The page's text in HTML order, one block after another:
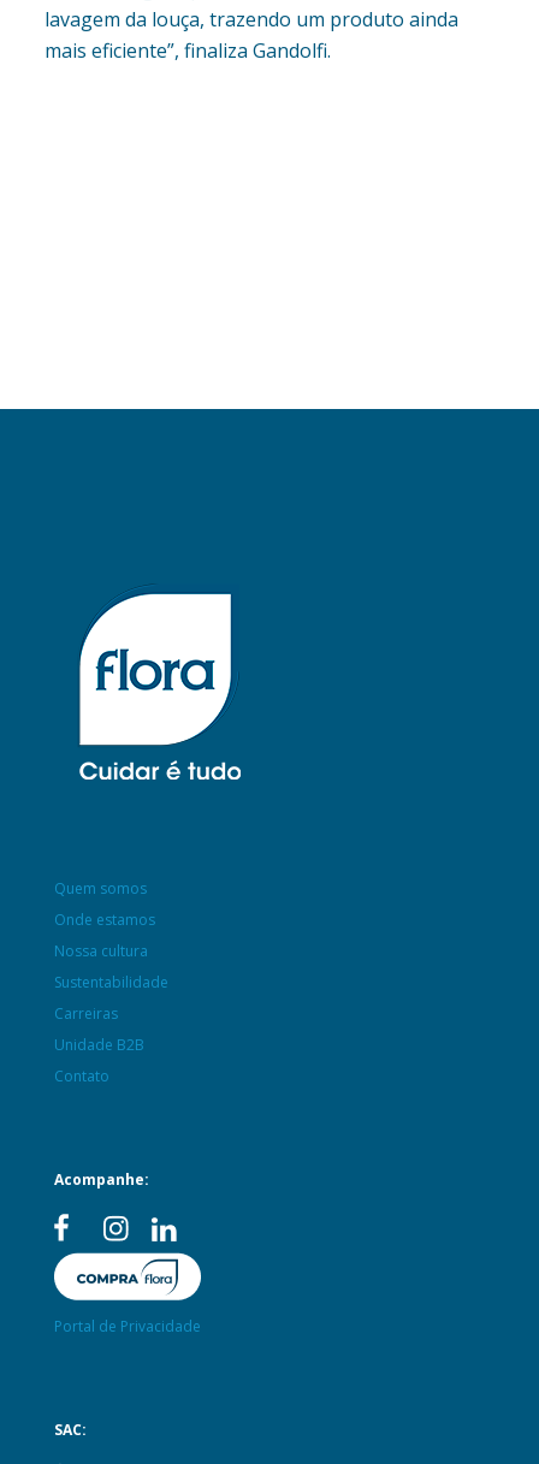
lavagem da louça, trazendo um produto ainda
mais eficiente”, finaliza Gandolfi.
Quem somos
Onde estamos
Nossa cultura
Sustentabilidade
Carreiras
Unidade B2B
Contato
Acompanhe:
Portal de Privacidade
SAC: